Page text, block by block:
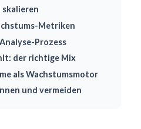
skalieren
Metriken
Prozess
der richtige Mix
als Wachstumsmotor
und vermeiden